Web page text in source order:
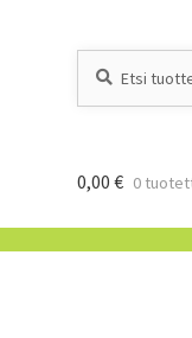
0,00 € 0